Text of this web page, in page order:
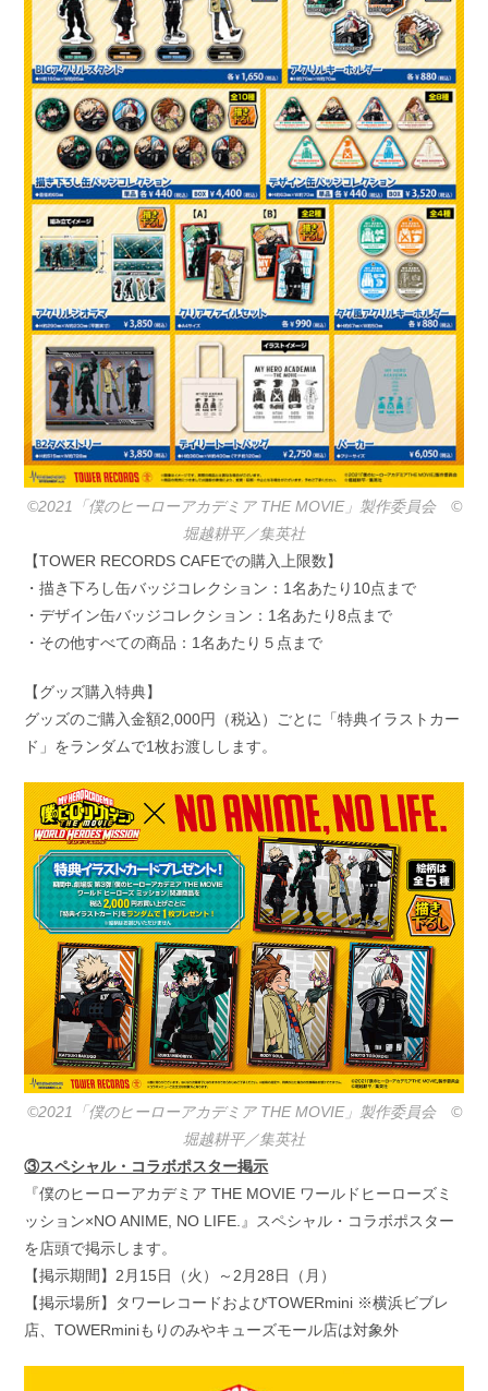
©2021「僕のヒーローアカデミア THE MOVIE」製作委員会 ©️
堀越耕平／集英社
【TOWER RECORDS CAFEでの購入上限数】
・描き下ろし缶バッジコレクション：1名あたり10点まで
・デザイン缶バッジコレクション：1名あたり8点まで
・その他すべての商品：1名あたり５点まで
【グッズ購入特典】
グッズのご購入金額2,000円（税込）ごとに「特典イラストカー
ド」をランダムで1枚お渡しします。
©2021「僕のヒーローアカデミア THE MOVIE」製作委員会 ©️
堀越耕平／集英社
③スペシャル・コラボポスター掲示
『僕のヒーローアカデミア THE MOVIE ワールドヒーローズミ
ッション×NO ANIME, NO LIFE.』スペシャル・コラボポスター
を店頭で掲示します。
【掲示期間】2月15日（火）～2月28日（月）
【掲示場所】タワーレコードおよびTOWERmini ※横浜ビブレ
店、TOWERminiもりのみやキューズモール店は対象外